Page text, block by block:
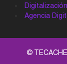
Agencia
©